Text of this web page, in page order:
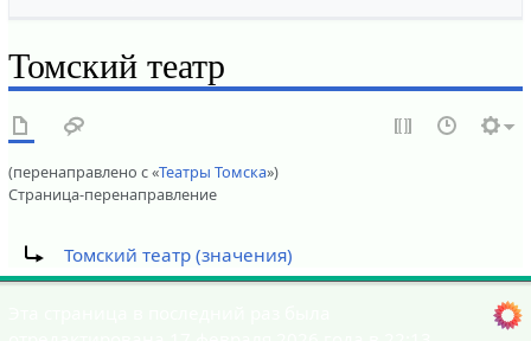
Томский театр
(перенаправлено с «Театры Томска»)
Страница-перенаправление
Томский театр (значения)